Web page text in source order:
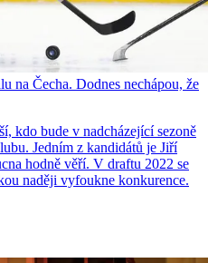
na Čecha. Dodnes nechápou, že
kdo bude v nadcházející sezoně
Jedním z kandidátů je Jiří
hodně věří. V draftu 2022 se
naději vyfoukne konkurence.